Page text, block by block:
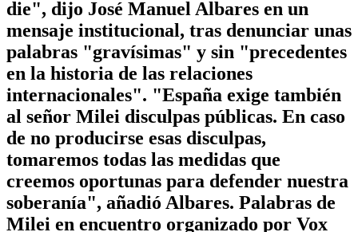
die", dijo José Manuel Albares en un
mensaje institucional, tras denunciar unas
palabras "gravísimas" y sin "precedentes
en la historia de las relaciones
internacionales". "España exige también
al señor Milei disculpas públicas. En caso
de no producirse esas disculpas,
tomaremos todas las medidas que
creemos oportunas para defender nuestra
soberanía", añadió Albares. Palabras de
Milei en encuentro organizado por Vox